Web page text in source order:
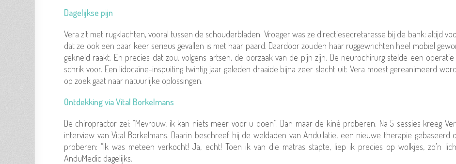
Dagelijkse pijn
Vera zit met rugklachten, vooral tussen de schouderbladen. Vroeger was ze directiesecretaresse bij de bank: altijd
dat ze ook een paar keer serieus gevallen is met haar paard. Daardoor zouden haar ruggewrichten heel mobiel
gekneld raakt. En precies dat zou, volgens artsen, de oorzaak van de pijn zijn. De neurochirurg stelde een
schrik voor. Een lidocaïne-inspuiting twintig jaar geleden draaide bijna zeer slecht uit: Vera moest gereanimeerd
op zoek gaat naar natuurlijke oplossingen.
Ontdekking via Vital Borkelmans
De chiropractor zei: “Mevrouw, ik kan niets meer voor u doen”. Dan maar de kiné proberen. Na 5 sessies kreeg
interview van Vital Borkelmans. Daarin beschreef hij de weldaden van Andullatie, een nieuwe therapie
proberen: “Ik was meteen verkocht! Ja, echt! Toen ik van die matras stapte, liep ik precies op wolkjes, zo’n
AnduMedic dagelijks.